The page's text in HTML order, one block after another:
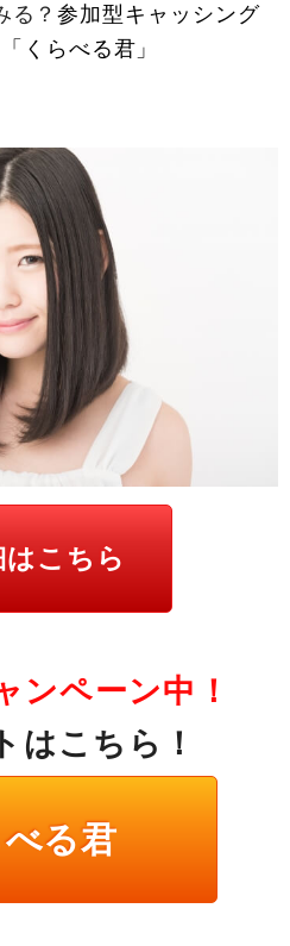
る？参加型キャッシング
くらべる君」
こちら
ンペーン中！
はこちら！
べる君